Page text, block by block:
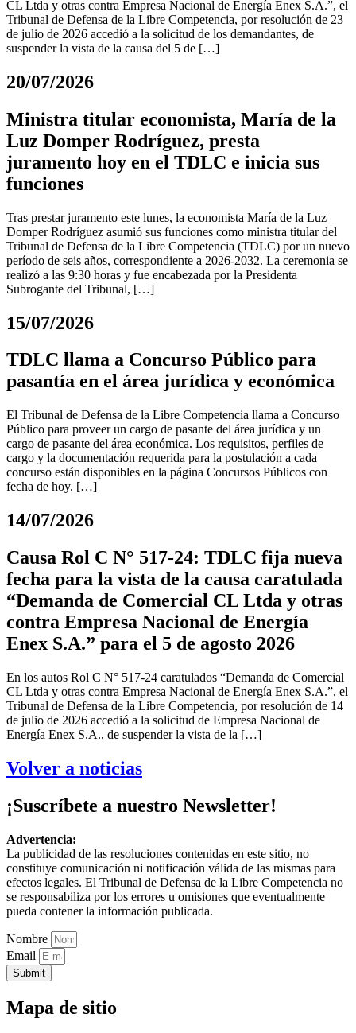
CL Ltda y otras contra Empresa Nacional de Energía Enex S.A.”, el
Tribunal de Defensa de la Libre Competencia, por resolución de 23
de julio de 2026 accedió a la solicitud de los demandantes, de
suspender la vista de la causa del 5 de […]
20/07/2026
Ministra titular economista, María de la
Luz Domper Rodríguez, presta
juramento hoy en el TDLC e inicia sus
funciones
Tras prestar juramento este lunes, la economista María de la Luz
Domper Rodríguez asumió sus funciones como ministra titular del
Tribunal de Defensa de la Libre Competencia (TDLC) por un nuevo
período de seis años, correspondiente a 2026-2032. La ceremonia se
realizó a las 9:30 horas y fue encabezada por la Presidenta
Subrogante del Tribunal, […]
15/07/2026
TDLC llama a Concurso Público para
pasantía en el área jurídica y económica
El Tribunal de Defensa de la Libre Competencia llama a Concurso
Público para proveer un cargo de pasante del área jurídica y un
cargo de pasante del área económica. Los requisitos, perfiles de
cargo y la documentación requerida para la postulación a cada
concurso están disponibles en la página Concursos Públicos con
fecha de hoy. […]
14/07/2026
Causa Rol C N° 517-24: TDLC fija nueva
fecha para la vista de la causa caratulada
“Demanda de Comercial CL Ltda y otras
contra Empresa Nacional de Energía
Enex S.A.” para el 5 de agosto 2026
En los autos Rol C N° 517-24 caratulados “Demanda de Comercial
CL Ltda y otras contra Empresa Nacional de Energía Enex S.A.”, el
Tribunal de Defensa de la Libre Competencia, por resolución de 14
de julio de 2026 accedió a la solicitud de Empresa Nacional de
Energía Enex S.A., de suspender la vista de la […]
Volver a noticias
¡Suscríbete a nuestro Newsletter!
Advertencia:
La publicidad de las resoluciones contenidas en este sitio, no
constituye comunicación ni notificación válida de las mismas para
efectos legales. El Tribunal de Defensa de la Libre Competencia no
se responsabiliza por los errores u omisiones que eventualmente
pueda contener la información publicada.
Nombre
Email
Submit
Mapa de sitio